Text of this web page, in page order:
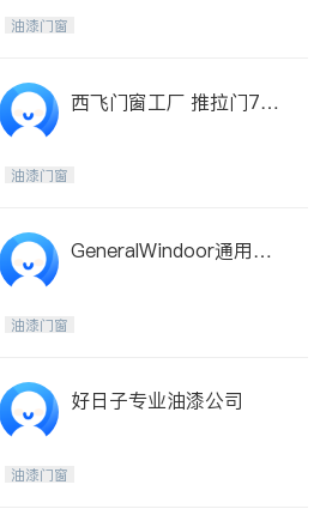
油漆门窗
西飞门窗工厂 推拉门700
油漆门窗
GeneralWindoor通用门
油漆门窗
好日子专业油漆公司
油漆门窗